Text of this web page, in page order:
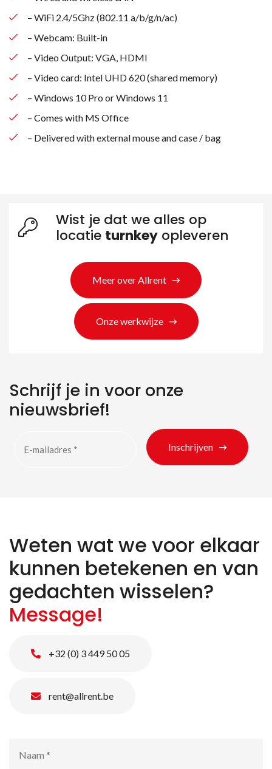
– WiFi 2.4/5Ghz (802.11 a/b/g/n/ac)
– Webcam: Built-in
– Video Output: VGA, HDMI
– Video card: Intel UHD 620 (shared memory)
– Windows 10 Pro or Windows 11
– Comes with MS Office
– Delivered with external mouse and case / bag
Wist je dat we alles op
locatie turnkey opleveren
Meer over Allrent
Onze werkwijze
Schrijf je in voor onze
nieuwsbrief!
Inschrijven
Weten wat we voor elkaar
kunnen betekenen en van
gedachten wisselen?
Message!
+32 (0) 3 449 50 05
rent@allrent.be
Zoeken naar producten